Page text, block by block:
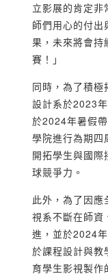
立影展的肯定
師們用心的付
果，未來將會持
賽！」
同時，為了積
設計系於2023
於2024年暑假
學院進行為期四
開拓學生與國
球競爭力。
此外，為了因
視系不斷在師資
進，並於2024
於課程設計與教
育學生影視製作